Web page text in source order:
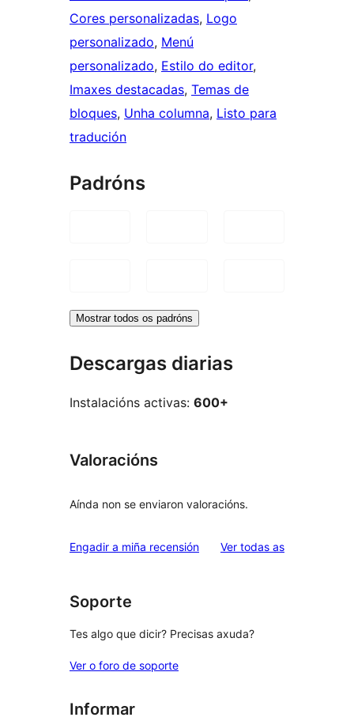
Cores personalizadas, Logo
personalizado, Menú
personalizado, Estilo do editor
Imaxes destacadas, Temas de
bloques, Unha columna, Listo para
tradución
Padróns
Mostrar todos os padróns
Descargas diarias
Instalacións activas: 600+
Valoracións
Aínda non se enviaron valoracións.
Engadir a miña recensión Ver todas asvaloracións
Soporte
Tes algo que dicir? Precisas axuda?
Ver o foro de soporte
Informar